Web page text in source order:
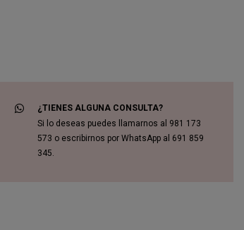
¿TIENES ALGUNA CONSULTA?
Si lo deseas puedes llamarnos al 981 173
573 o escribirnos por WhatsApp al 691 859
345.